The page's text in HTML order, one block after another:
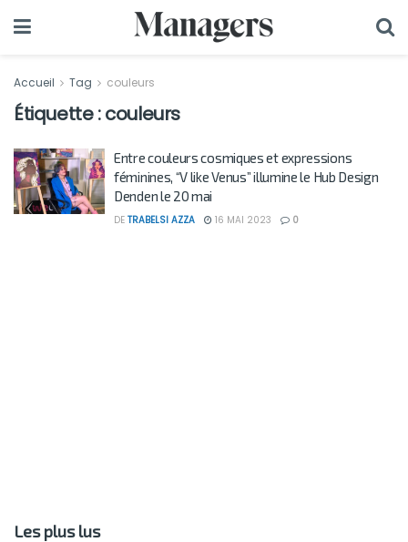
Accueil Tag couleurs
Étiquette :couleurs
Entre couleurs cosmiques et expressions
féminines, “V like Venus” illumine le Hub Design
Denden le 20 mai
DE TRABELSI AZZA 16 MAI 2023 0
Les plus lus